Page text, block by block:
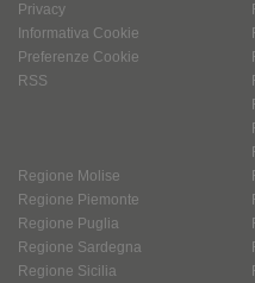
Privacy
Informativa Cookie
Preferenze Cookie
RSS
Regione Molise
Regione Piemonte
Regione Puglia
Regione Sardegna
Regione Sicilia